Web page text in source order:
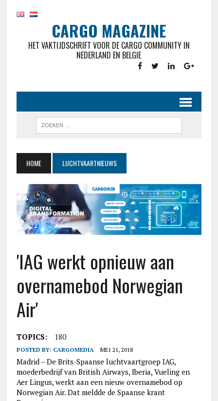
CARGO MAGAZINE
HET VAKTIJDSCHRIFT VOOR DE CARGO COMMUNITY IN
NEDERLAND EN BELGIE
HOME LUCHTVAARTNIEUWS
'IAG werkt opnieuw aan
overnamebod Norwegian
Air'
TOPICS: 180
POSTED BY: CARGOMEDIA MEI 21, 2018
Madrid – De Brits-Spaanse luchtvaartgroep IAG,
moederbedrijf van British Airways, Iberia, Vueling en
Aer Lingus, werkt aan een nieuw overnamebod op
Norwegian Air. Dat meldde de Spaanse krant